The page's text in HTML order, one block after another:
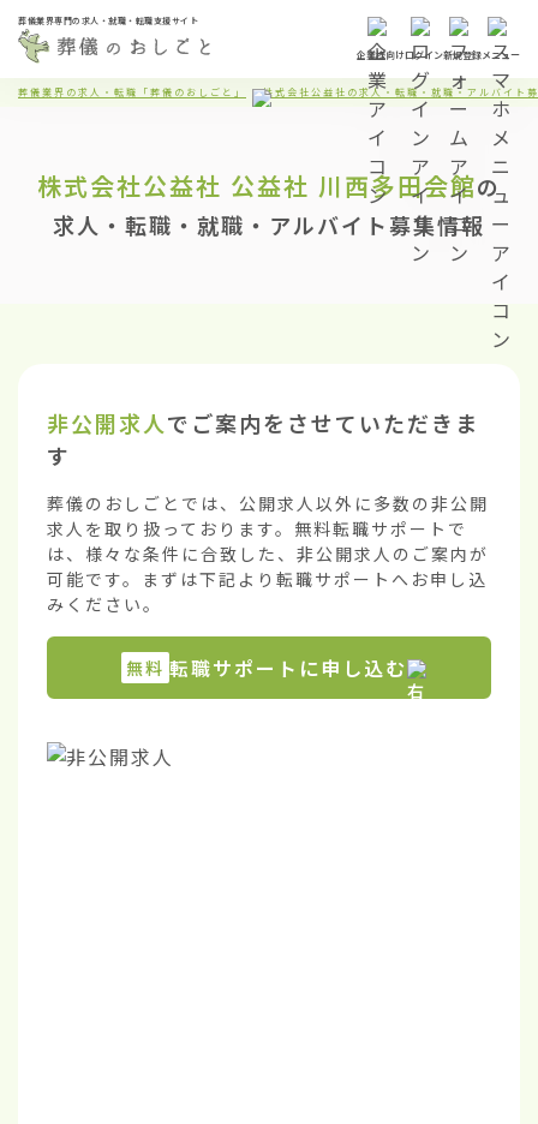
葬儀業界専門の求人・就職・転職支援サイト
企業様向けログイン新規登録メニュー
葬儀業界の求人・転職「葬儀のおしごと」 株式会社公益社の求人・転職・就職・アルバイト
株式会社公益社 公益社 川西多田会館の
求人・転職・就職・アルバイト募集情報
非公開求人でご案内をさせていただきま
す
葬儀のおしごとでは、公開求人以外に多数の非公開
求人を取り扱っております。無料転職サポートで
は、様々な条件に合致した、非公開求人のご案内が
可能です。まずは下記より転職サポートへお申し込
みください。
無料 転職サポートに申し込む